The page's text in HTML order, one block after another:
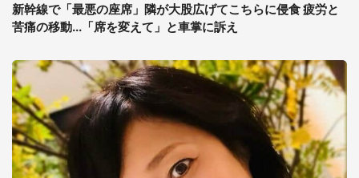
新幹線で「最悪の座席」隣が大股広げてこちらに侵食 疲労と
苦痛の移動...「席を変えて」と車掌に訴え